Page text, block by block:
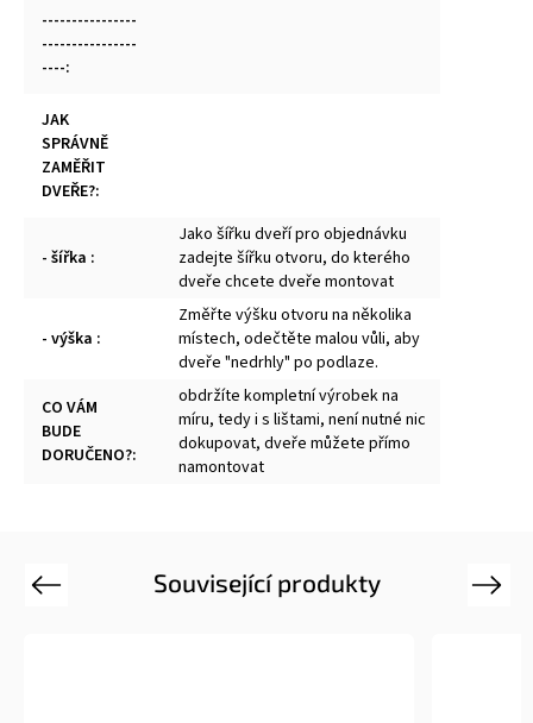
----------------
----------------
----:
JAK
SPRÁVNĚ
ZAMĚŘIT
DVEŘE?:
- šířka :
Jako šířku dveří pro objednávku
zadejte šířku otvoru, do kterého
dveře chcete dveře montovat
- výška :
Změřte výšku otvoru na několika
místech, odečtěte malou vůli, aby
dveře "nedrhly" po podlaze.
CO VÁM
BUDE
DORUČENO?:
obdržíte kompletní výrobek na
míru, tedy i s lištami, není nutné nic
dokupovat, dveře můžete přímo
namontovat
Související produkty
Previous Next